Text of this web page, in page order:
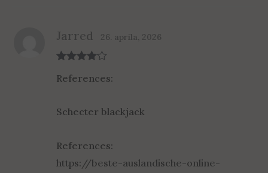
out of 5
Jarred 26. aprila, 2026
References:
Schecter blackjack
References:
https://beste-auslandische-online-